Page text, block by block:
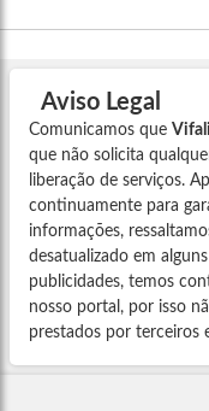
Aviso Legal
Comunicamos que
que não solicita
liberação de serviços.
continuamente para
informações,
desatualizado em
publicidades, temos
nosso portal, por isso
prestados por terceiros